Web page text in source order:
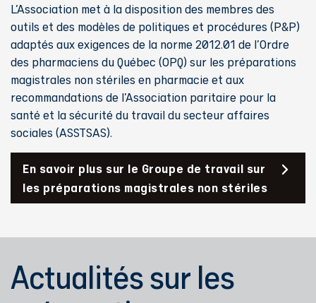
L’Association met à la disposition des membres des
outils et des modèles de politiques et procédures (P&P)
adaptés aux exigences de la norme 2012.01 de l’Ordre
des pharmaciens du Québec (OPQ) sur les préparations
magistrales non stériles en pharmacie et aux
recommandations de l’Association paritaire pour la
santé et la sécurité du travail du secteur affaires
sociales (ASSTSAS).
En savoir plus sur le Groupe de travail sur
les préparations magistrales non stériles
Actualités sur les